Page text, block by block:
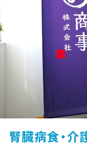
腎臓病食・介